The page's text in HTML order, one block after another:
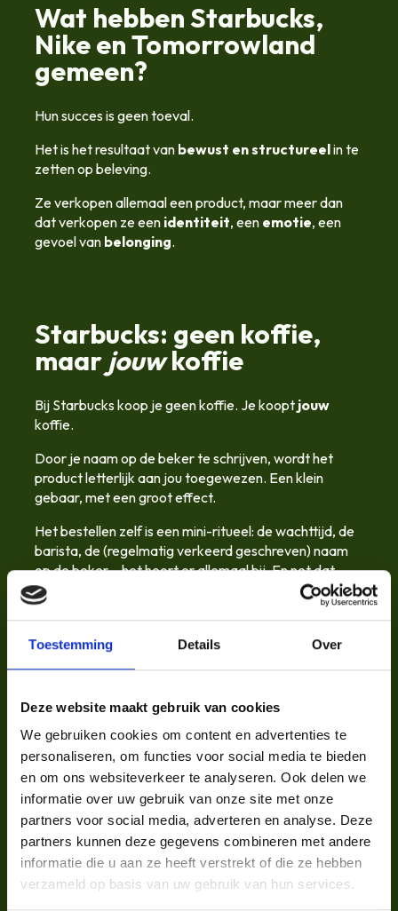
Toestemming Details Over
Deze website maakt gebruik van cookies
We gebruiken cookies om content en advertenties te
personaliseren, om functies voor social media te bieden
en om ons websiteverkeer te analyseren. Ook delen we
informatie over uw gebruik van onze site met onze
partners voor social media, adverteren en analyse. Deze
partners kunnen deze gegevens combineren met andere
informatie die u aan ze heeft verstrekt of die ze hebben
verzameld op basis van uw gebruik van hun services.
Wat hebben Starbucks,
Nike en Tomorrowland
gemeen?
Hun succes is geen toeval.
Het is het resultaat van bewust en structureelin te
zetten op beleving.
Ze verkopen allemaal een product, maar meer dan
dat verkopen ze een identiteit, een emotie, een
gevoel van belonging.
Starbucks: geen koffie,
maar jouwkoffie
Bij Starbucks koop je geen koffie. Je koopt jouw
koffie.
Door je naam op de beker te schrijven, wordt het
product letterlijk aan jou toegewezen. Een klein
gebaar, met een groot effect.
Het bestellen zelf is een mini-ritueel: de wachttijd, de
barista, de (regelmatig verkeerd geschreven) naam
op de beker… het hoort er allemaal bij. En net dat
levert massa’s gedeelde foto’s, stories en posts op.
Marketing, gedragen door de klant zelf. Sterker
wordt het niet.
Nike: deel worden van een
missie
Ook bij Nike koop je geen loopschoenen of
sportkledij.
Je koopt een mentale boost, een mindset.Just do
it.